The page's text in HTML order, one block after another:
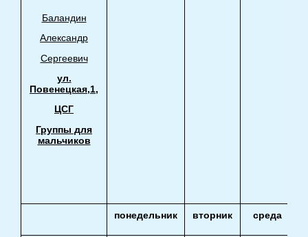
Баландин
Александр
Сергеевич
ул.
Повенецкая,1,
ЦСГ
Группы для
мальчиков
понедельник вторник среда